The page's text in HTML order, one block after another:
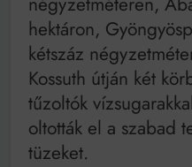
hektáron,
kétszáz
Kossuth útján két
tűzoltók
oltották el a szabad
tüzeket.